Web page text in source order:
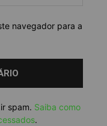
navegador para a
spam. Saiba como
.